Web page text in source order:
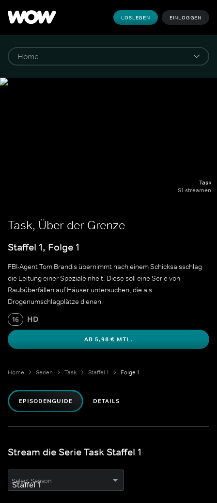
LOSLEGEN EINLOGGEN
Task
S1 streamen
Task, Über der Grenze
Staffel 1, Folge 1
FBI-Agent Tom Brandis übernimmt nach einem Schicksalsschlag
die Leitung einer Spezialeinheit. Diese soll eine Serie von
Raubüberfällen auf Häuser untersuchen, die als
Drogenumschlagplätze dienen.
16 HD
AB 5,98 € MTL.
Home Serien Task Staffel 1 Folge 1
EPISODENGUIDE DETAILS
Stream die Serie Task Staffel 1
Select Season